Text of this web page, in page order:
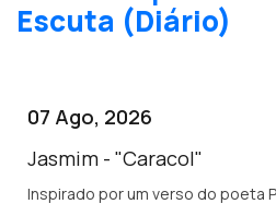
Escuta (Diário)
07 Ago, 2026
Jasmim - "Caracol"
Inspirado por um verso do poeta Pedro